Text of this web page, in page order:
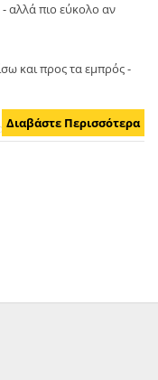
αλλά πιο εύκολο αν
και προς τα εμπρός -
προσφέρει εξαιρετικά
aftermarket.
ανταλλακτικού
Διαβάστε Περισσότερα